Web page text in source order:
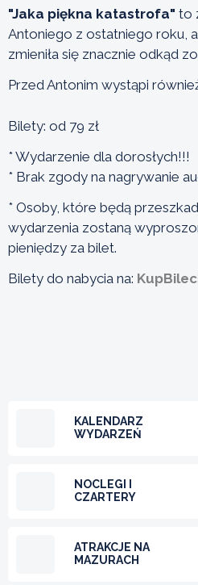
"Jaka piękna katastrofa" to
Antoniego z ostatniego roku,
zmieniła się znacznie odkąd
Przed Antonim wystąpi
Bilety: od 79 zł
* Wydarzenie dla dorosłych!!!
* Brak zgody na nagrywanie
* Osoby, które będą
wydarzenia zostaną
pieniędzy za bilet.
Bilety do nabycia na:
KALENDARZ
WYDARZEŃ
NOCLEGI I
CZARTERY
ATRAKCJE NA
MAZURACH